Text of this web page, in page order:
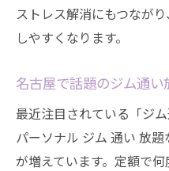
ストレス解消にもつなが
しやすくなります。
名古屋で話題のジム通
最近注目されている「ジ
パーソナル ジム 通い 放
が増えています。定額で